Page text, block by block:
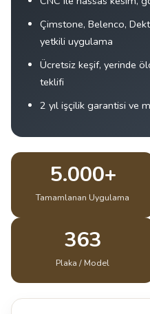
Çimstone, Belenco,
yetkili uygulama
Ücretsiz keşif, yerinde
teklifi
2 yıl işçilik garantisi ve
5.000+
Tamamlanan Uygulama
363
Plaka / Model